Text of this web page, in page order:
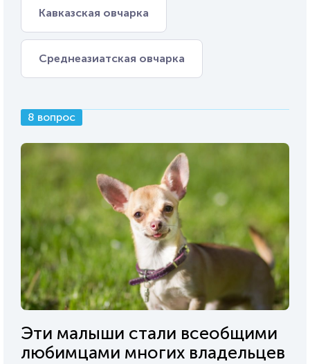
Кавказская овчарка
Среднеазиатская овчарка
8 вопрос
Эти малыши стали всеобщими
любимцами многих владельцев